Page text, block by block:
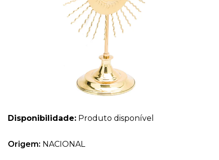
Disponibilidade: Produto disponível
Origem: NACIONAL